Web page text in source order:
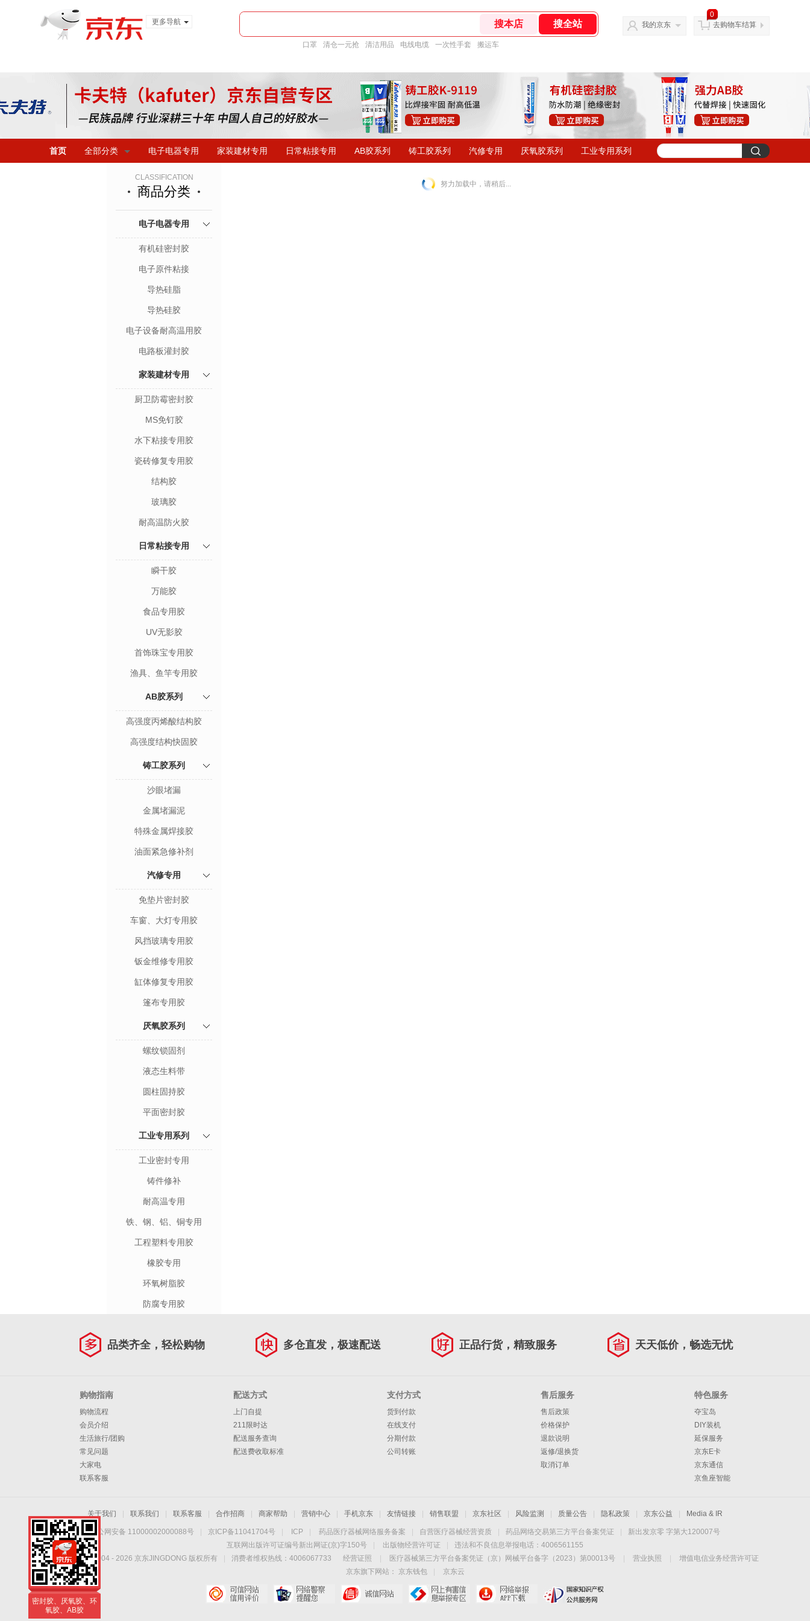
更多导航
口罩 清仓一元抢 清洁用品 电线电缆 一次性手套 搬运车
我的京东
0
去购物车结算
首页 全部分类 电子电器专用 家装建材专用 日常粘接专用 AB胶系列 铸工胶系列 汽修专用 厌氧胶系列 工业专用系列
CLASSIFICATION
商品分类
电子电器专用
有机硅密封胶
电子原件粘接
导热硅脂
导热硅胶
电子设备耐高温用胶
电路板灌封胶
家装建材专用
厨卫防霉密封胶
MS免钉胶
水下粘接专用胶
瓷砖修复专用胶
结构胶
玻璃胶
耐高温防火胶
日常粘接专用
瞬干胶
万能胶
食品专用胶
UV无影胶
首饰珠宝专用胶
渔具、鱼竿专用胶
AB胶系列
高强度丙烯酸结构胶
高强度结构快固胶
铸工胶系列
沙眼堵漏
金属堵漏泥
特殊金属焊接胶
油面紧急修补剂
汽修专用
免垫片密封胶
车窗、大灯专用胶
风挡玻璃专用胶
钣金维修专用胶
缸体修复专用胶
篷布专用胶
厌氧胶系列
螺纹锁固剂
液态生料带
圆柱固持胶
平面密封胶
工业专用系列
工业密封专用
铸件修补
耐高温专用
铁、钢、铝、铜专用
工程塑料专用胶
橡胶专用
环氧树脂胶
防腐专用胶
努力加载中，请稍后...
品类齐全，轻松购物 多仓直发，极速配送 正品行货，精致服务 天天低价，畅选无忧
购物指南
购物流程
会员介绍
生活旅行/团购
常见问题
大家电
联系客服
配送方式
上门自提
211限时达
配送服务查询
配送费收取标准
支付方式
货到付款
在线支付
分期付款
公司转账
售后服务
售后政策
价格保护
退款说明
返修/退换货
取消订单
特色服务
夺宝岛
DIY装机
延保服务
京东E卡
京东通信
京鱼座智能
关于我们 联系我们 联系客服 合作招商 商家帮助 营销中心 手机京东 友情链接 销售联盟 京东社区 风险监测 质量公告 隐私政策 京东公益 Media & IR
京公网安备 11000002000088号 京ICP备11041704号 ICP 药品医疗器械网络服务备案 自营医疗器械经营资质 药品网络交易第三方平台备案凭证
新出发京零 字第大120007号
互联网出版许可证编号新出网证(京)字150号
出版物经营许可证
违法和不良信息举报电话：4006561155
Copyright © 2004 - 2026 京东JINGDONG 版权所有 消费者维权热线：4006067733 经营证照 医疗器械第三方平台备案凭证（京）网械平台备字（2023）第00013号 营业执照
增值电信业务经营许可证
京东旗下网站：
京东钱包
京东云
卡夫特胶粘剂系列产
品
密封胶、厌氧胶、环
氧胶、AB胶